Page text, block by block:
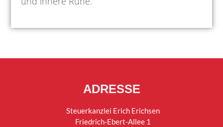
ADRESSE
Steuerkanzlei Erich Erichsen
Friedrich-Ebert-Allee 1